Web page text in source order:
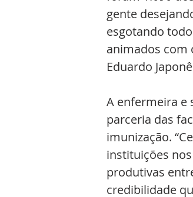
gente
esgotando
animados com
Eduardo
A enfermeira e
parceria das
imunização.
instituições
produtivas
credibilidade